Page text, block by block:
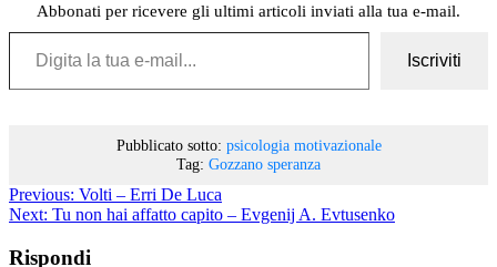
Abbonati per ricevere gli ultimi articoli inviati alla tua e-mail.
Digita la tua e-mail...
Iscriviti
Pubblicato sotto: psicologia motivazionale
Tag: Gozzano speranza
Previous: Volti – Erri De Luca
Next: Tu non hai affatto capito – Evgenij A. Evtusenko
Rispondi